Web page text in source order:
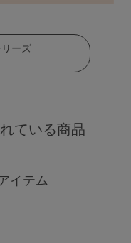
ーズ
ている商品
イテム